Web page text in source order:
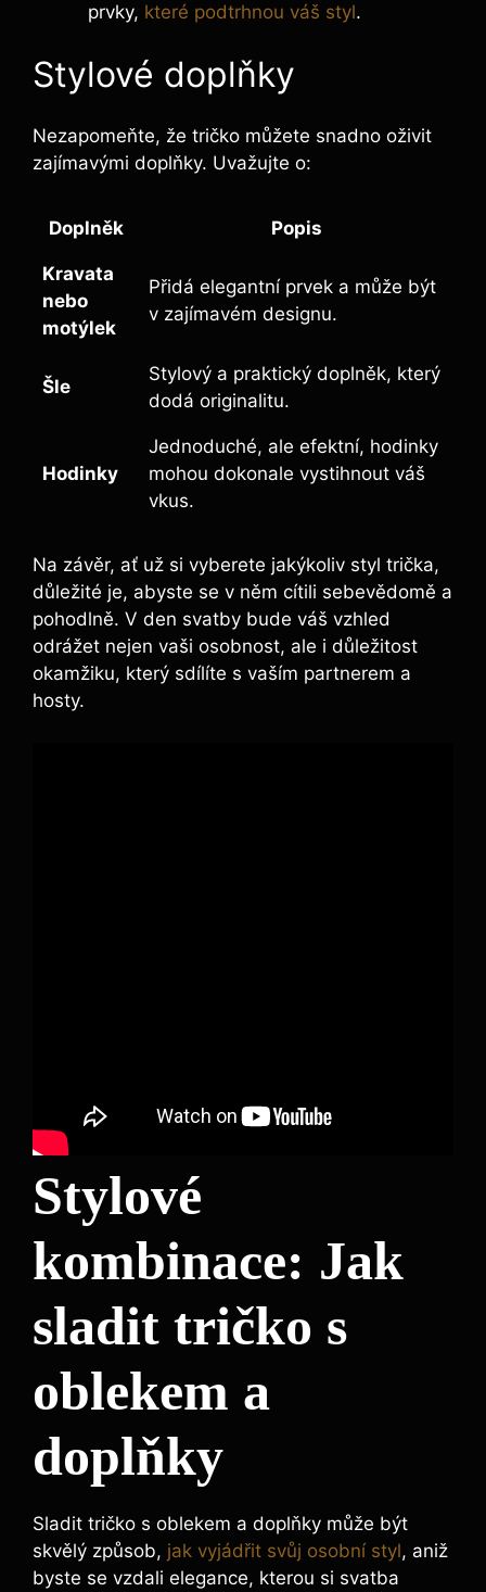
prvky, které podtrhnou váš styl.
Stylové doplňky
Nezapomeňte, že tričko můžete snadno oživit
zajímavými doplňky. Uvažujte o:
Doplněk Popis
Kravata
nebo
motýlek
Přidá elegantní prvek a může být
v zajímavém designu.
Šle
Stylový a praktický doplněk, který
dodá originalitu.
Hodinky
Jednoduché, ale efektní, hodinky
mohou dokonale vystihnout váš
vkus.
Na závěr, ať už si vyberete jakýkoliv styl trička,
důležité je, abyste se v něm cítili sebevědomě a
pohodlně. V den svatby bude váš vzhled
odrážet nejen vaši osobnost, ale i důležitost
okamžiku, který sdílíte s vaším partnerem a
hosty.
Stylové
kombinace: Jak
sladit tričko s
oblekem a
doplňky
Sladit tričko s oblekem a doplňky může být
skvělý způsob, jak vyjádřit svůj osobní styl, aniž
byste se vzdali elegance, kterou si svatba